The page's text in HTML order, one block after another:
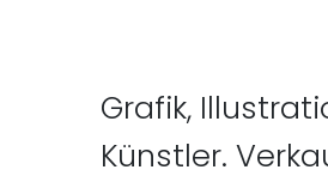
Grafik,
Künstler.